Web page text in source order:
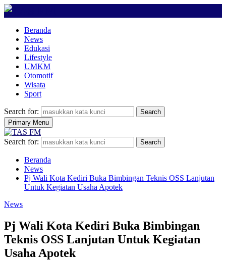
Beranda
News
Edukasi
Lifestyle
UMKM
Otomotif
Wisata
Sport
Search for:
Search
Primary Menu
Search for: Search
Beranda
News
Pj Wali Kota Kediri Buka Bimbingan Teknis OSS Lanjutan
Untuk Kegiatan Usaha Apotek
News
Pj Wali Kota Kediri Buka Bimbingan
Teknis OSS Lanjutan Untuk Kegiatan
Usaha Apotek